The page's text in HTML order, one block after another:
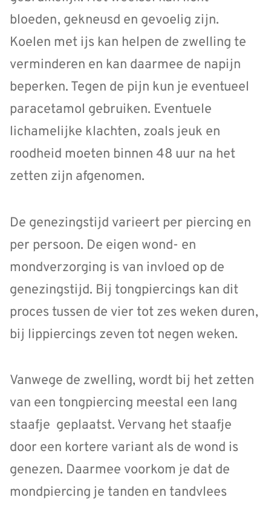
bloeden, gekneusd en gevoelig zijn.
Koelen met ijs kan helpen de zwelling te
verminderen en kan daarmee de napijn
beperken. Tegen de pijn kun je eventueel
paracetamol gebruiken. Eventuele
lichamelijke klachten, zoals jeuk en
roodheid moeten binnen 48 uur na het
zetten zijn afgenomen.
De genezingstijd varieert per piercing en
per persoon. De eigen wond- en
mondverzorging is van invloed op de
genezingstijd. Bij tongpiercings kan dit
proces tussen de vier tot zes weken duren,
bij lippiercings zeven tot negen weken.
Vanwege de zwelling, wordt bij het zetten
van een tongpiercing meestal een lang
staafje geplaatst. Vervang het staafje
door een kortere variant als de wond is
genezen. Daarmee voorkom je dat de
mondpiercing je tanden en tandvlees